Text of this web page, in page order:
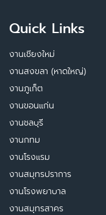
Quick Links
งานเชียงใหม่
งานสงขลา (หาดใหญ่)
งานภูเก็ต
งานขอนแก่น
งานชลบุรี
งานกทม
งานโรงแรม
งานสมุทรปราการ
งานโรงพยาบาล
งานสมุทรสาคร